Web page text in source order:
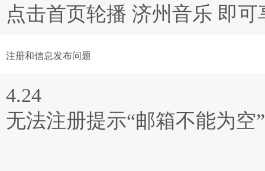
点击首页轮播 济州音乐 即
注册和信息发布问题
4.24
无法注册提示“邮箱不能为空